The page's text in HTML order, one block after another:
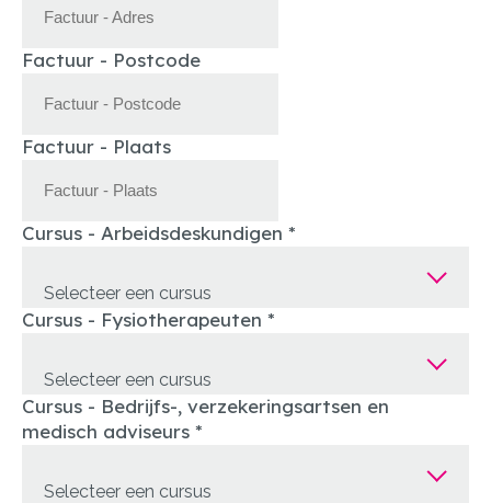
Factuur - Postcode
Factuur - Plaats
Cursus - Arbeidsdeskundigen *
Selecteer een cursus
Cursus - Fysiotherapeuten *
Selecteer een cursus
Cursus - Bedrijfs-, verzekeringsartsen en
medisch adviseurs *
Selecteer een cursus